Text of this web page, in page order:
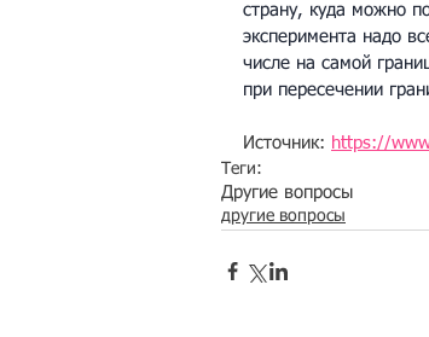
страну, куда можно
эксперимента надо
числе на самой
при пересечении
Источник: https://
Теги:
Другие вопросы
другие вопросы